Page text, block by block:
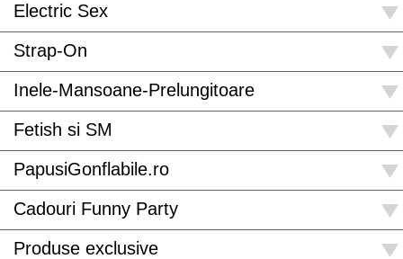
Electric Sex
Strap-On
Inele-Mansoane-Prelungitoare
Fetish si SM
PapusiGonflabile.ro
Cadouri Funny Party
Produse exclusive